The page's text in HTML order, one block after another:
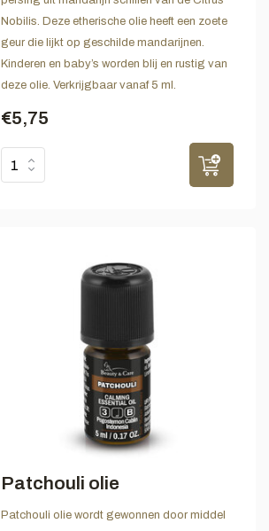
Nobilis. Deze etherische olie heeft een zoete
geur die lijkt op geschilde mandarijnen.
Kinderen en baby’s worden blij en rustig van
deze olie. Verkrijgbaar vanaf 5 ml.
€5,75
Patchouli olie
Patchouli olie wordt gewonnen door middel